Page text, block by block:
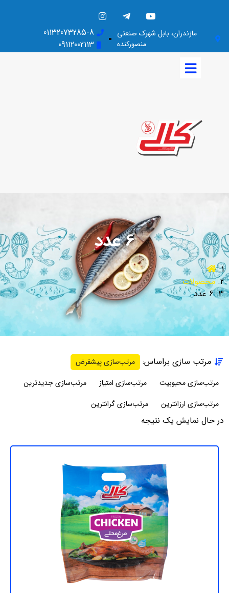
مازندران، بابل شهرک صنعتی
منصورکنده
01132073285-8
09112002113
6 عدد
محصولات
6 عدد
در حال نمایش یک نتیجه
مرتب سازی براساس:
مرتب‌سازی پیشفرض
مرتب‌سازی محبوبیت
مرتب‌سازی امتیاز
مرتب‌سازی جدیدترین
مرتب‌سازی ارزانترین
مرتب‌سازی گرانترین